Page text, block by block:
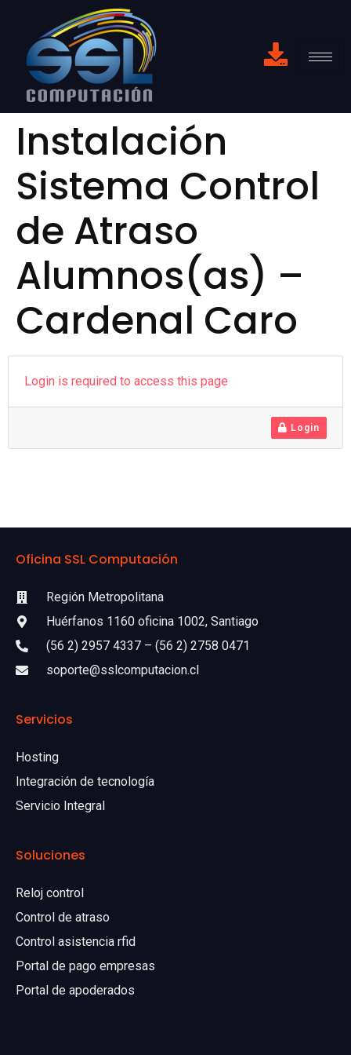
Instalación
Sistema Control
de Atraso
Alumnos(as) –
Cardenal Caro
Login is required to access this page
Login
Oficina SSL Computación
Región Metropolitana
Huérfanos 1160 oficina 1002, Santiago
(56 2) 2957 4337 – (56 2) 2758 0471
soporte@sslcomputacion.cl
Servicios
Hosting
Integración de tecnología
Servicio Integral
Soluciones
Reloj control
Control de atraso
Control asistencia rfid
Portal de pago empresas
Portal de apoderados